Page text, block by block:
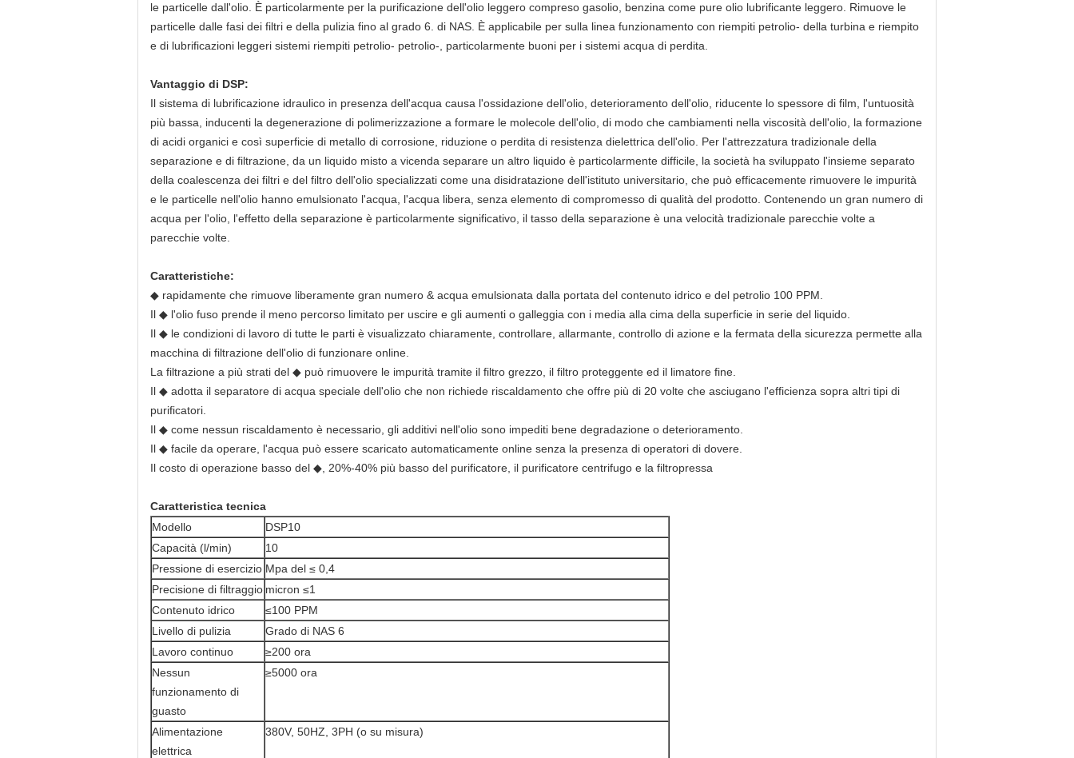
le particelle dall'olio. È particolarmente per la purificazione dell'olio leggero compreso gasolio, benzina come pure olio lubrificante leggero. Rimuove le
particelle dalle fasi dei filtri e della pulizia fino al grado 6. di NAS. È applicabile per sulla linea funzionamento con riempiti petrolio- della turbina e riempito
e di lubrificazioni leggeri sistemi riempiti petrolio- petrolio-, particolarmente buoni per i sistemi acqua di perdita.
Vantaggio di DSP:
Il sistema di lubrificazione idraulico in presenza dell'acqua causa l'ossidazione dell'olio, deterioramento dell'olio, riducente lo spessore di film, l'untuosità
più bassa, inducenti la degenerazione di polimerizzazione a formare le molecole dell'olio, di modo che cambiamenti nella viscosità dell'olio, la formazione
di acidi organici e così superficie di metallo di corrosione, riduzione o perdita di resistenza dielettrica dell'olio. Per l'attrezzatura tradizionale della
separazione e di filtrazione, da un liquido misto a vicenda separare un altro liquido è particolarmente difficile, la società ha sviluppato l'insieme separato
della coalescenza dei filtri e del filtro dell'olio specializzati come una disidratazione dell'istituto universitario, che può efficacemente rimuovere le impurità
e le particelle nell'olio hanno emulsionato l'acqua, l'acqua libera, senza elemento di compromesso di qualità del prodotto. Contenendo un gran numero di
acqua per l'olio, l'effetto della separazione è particolarmente significativo, il tasso della separazione è una velocità tradizionale parecchie volte a
parecchie volte.
Caratteristiche:
◆ rapidamente che rimuove liberamente gran numero & acqua emulsionata dalla portata del contenuto idrico e del petrolio 100 PPM.
Il ◆ l'olio fuso prende il meno percorso limitato per uscire e gli aumenti o galleggia con i media alla cima della superficie in serie del liquido.
Il ◆ le condizioni di lavoro di tutte le parti è visualizzato chiaramente, controllare, allarmante, controllo di azione e la fermata della sicurezza permette alla
macchina di filtrazione dell'olio di funzionare online.
La filtrazione a più strati del ◆ può rimuovere le impurità tramite il filtro grezzo, il filtro proteggente ed il limatore fine.
Il ◆ adotta il separatore di acqua speciale dell'olio che non richiede riscaldamento che offre più di 20 volte che asciugano l'efficienza sopra altri tipi di
purificatori.
Il ◆ come nessun riscaldamento è necessario, gli additivi nell'olio sono impediti bene degradazione o deterioramento.
Il ◆ facile da operare, l'acqua può essere scaricato automaticamente online senza la presenza di operatori di dovere.
Il costo di operazione basso del ◆, 20%-40% più basso del purificatore, il purificatore centrifugo e la filtropressa
Caratteristica tecnica
Modello
DSP10
Capacità (l/min)
10
Pressione di esercizio Mpa del ≤ 0,4
Precisione di filtraggio micron ≤1
Contenuto idrico
≤100 PPM
Livello di pulizia
Grado di NAS 6
Lavoro continuo
≥200 ora
Nessun
funzionamento di
guasto
≥5000 ora
Alimentazione
elettrica
380V, 50HZ, 3PH (o su misura)